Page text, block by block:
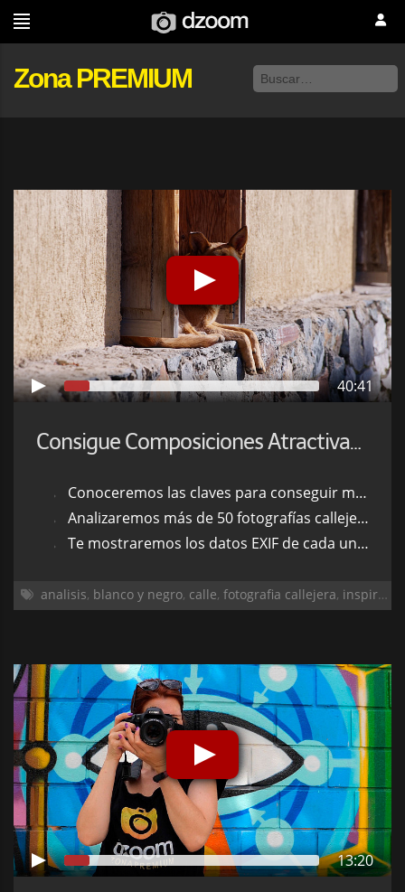
Zona PREMIUM
40:41
Consigue Composiciones Atractivas en Fotografía Callejera
Conoceremos las claves para conseguir mejores fotos urbanas
Analizaremos más de 50 fotografías callejeras para que te inspires
Te mostraremos los datos EXIF de cada una para veas cómo se hicieron
analisis, blanco y negro, calle, fotografia callejera, inspiración
13:20